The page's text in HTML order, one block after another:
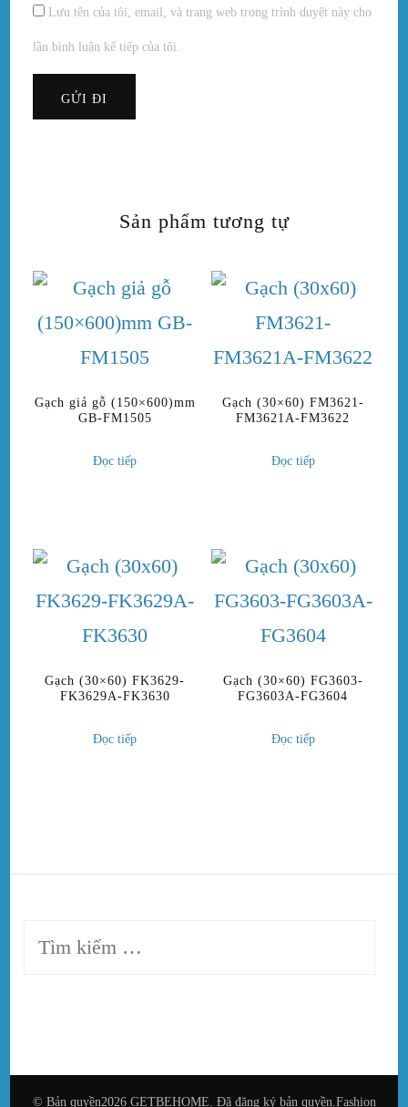
Lưu tên của tôi, email, và trang web trong trình duyệt này cho
lần bình luận kế tiếp của tôi.
Sản phẩm tương tự
Gạch giả gỗ (150×600)mm
GB-FM1505
Đọc tiếp
Gạch (30×60) FM3621-
FM3621A-FM3622
Đọc tiếp
Gạch (30×60) FK3629-
FK3629A-FK3630
Đọc tiếp
Gạch (30×60) FG3603-
FG3603A-FG3604
Đọc tiếp
Tìm
© Bản quyền2026 GETBEHOME. Đã đăng ký bản quyền.Fashion